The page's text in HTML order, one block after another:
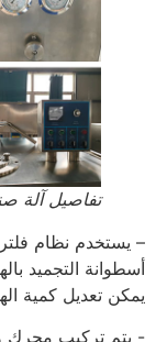
تفاصيل آلة
– يستخدم نظام
أسطوانة التجميد
يمكن تعديل كمية
- يتم تركيب محرك